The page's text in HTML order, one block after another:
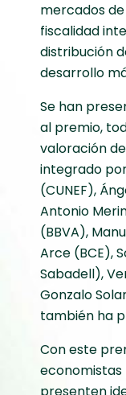
mercados
fiscalidad
distribución
desarrollo
Se han
al premio,
valoración
integrado
(CUNEF),
Antonio
(BBVA),
Arce (BCE),
Sabadell),
Gonzalo
también ha
Con este
economistas